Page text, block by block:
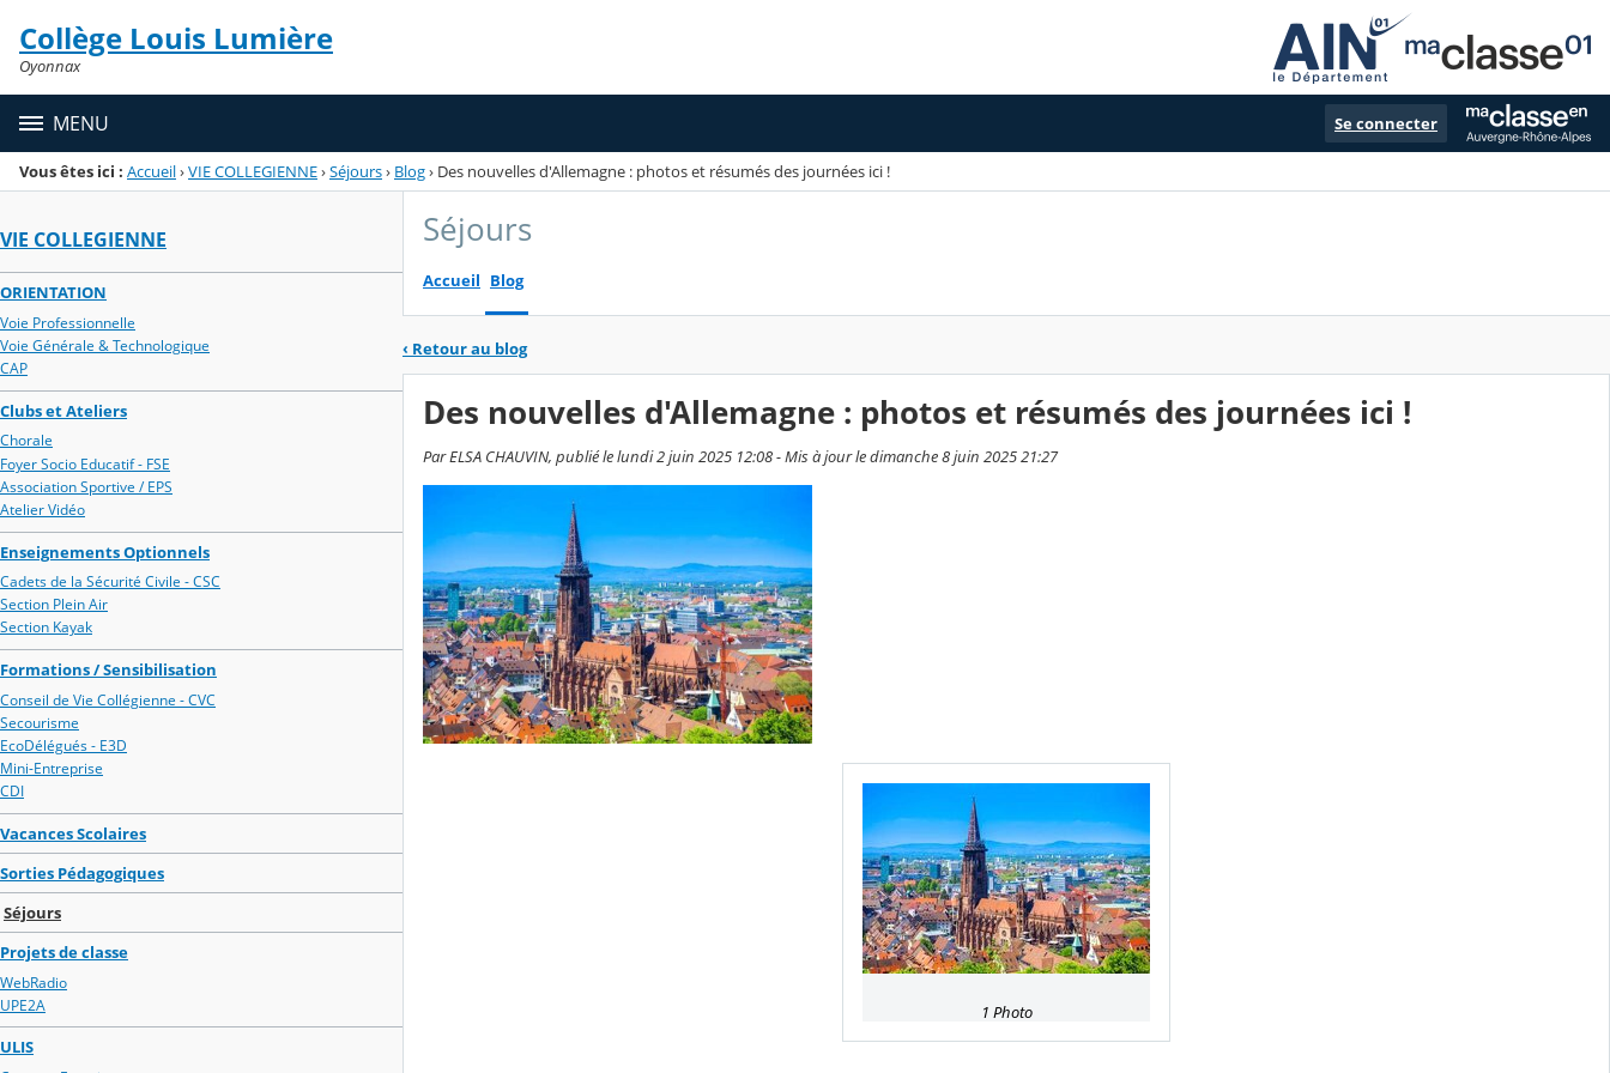
Menu de la rubrique
Contenu
Collège Louis Lumière
Oyonnax
MENU Se connecter
Vous êtes ici : Accueil›VIE COLLEGIENNE›Séjours› Blog› Des nouvelles d'Allemagne : photos et résumés des journées ici !
VIE COLLEGIENNE
ORIENTATION
Voie Professionnelle
Voie Générale & Technologique
CAP
Clubs et Ateliers
Chorale
Foyer Socio Educatif - FSE
Association Sportive / EPS
Atelier Vidéo
Enseignements Optionnels
Cadets de la Sécurité Civile - CSC
Section Plein Air
Section Kayak
Formations / Sensibilisation
Conseil de Vie Collégienne - CVC
Secourisme
EcoDélégués - E3D
Mini-Entreprise
CDI
Vacances Scolaires
Sorties Pédagogiques
Séjours
Projets de classe
WebRadio
UPE2A
ULIS
Séjours
Accueil Blog
‹ Retour au blog
Des nouvelles d'Allemagne : photos et résumés des journées ici !
Par ELSA CHAUVIN, publié le lundi 2 juin 2025 12:08 - Mis à jour le dimanche 8 juin 2025 21:27
1 Photo